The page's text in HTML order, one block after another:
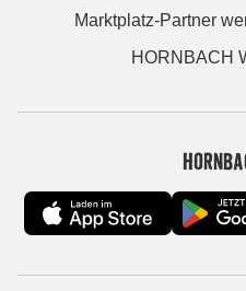
Marktplatz-Partner
HORNBACH